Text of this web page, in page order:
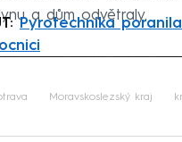
a dům odvětraly.
Pyrotechnika
Moravskoslezský kraj